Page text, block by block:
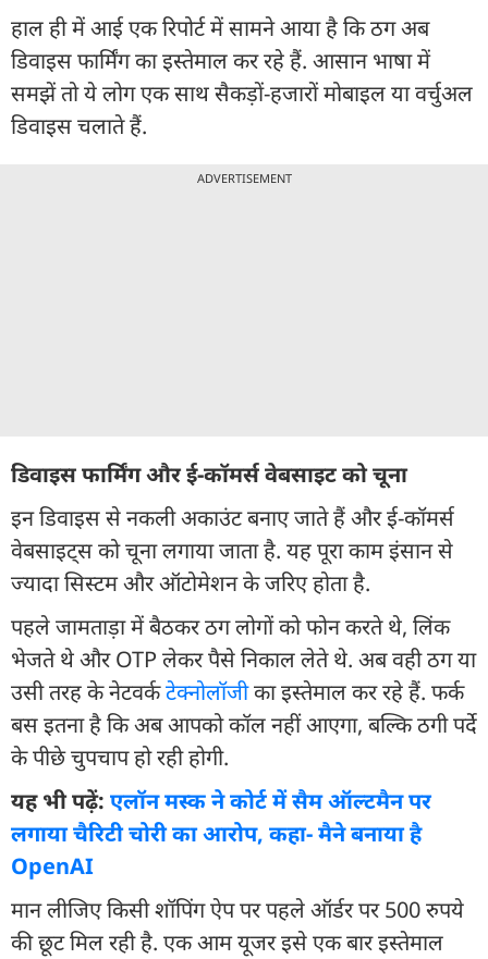
हाल ही में आई एक रिपोर्ट में सामने आया है कि ठग अब
डिवाइस फार्मिंग का इस्तेमाल कर रहे हैं. आसान भाषा में
समझें तो ये लोग एक साथ सैकड़ों-हजारों मोबाइल या वर्चुअल
डिवाइस चलाते हैं.
ADVERTISEMENT
डिवाइस फार्मिंग और ई-कॉमर्स वेबसाइट को चूना
इन डिवाइस से नकली अकाउंट बनाए जाते हैं और ई-कॉमर्स
वेबसाइट्स को चूना लगाया जाता है. यह पूरा काम इंसान से
ज्यादा सिस्टम और ऑटोमेशन के जरिए होता है.
पहले जामताड़ा में बैठकर ठग लोगों को फोन करते थे, लिंक
भेजते थे और OTP लेकर पैसे निकाल लेते थे. अब वही ठग या
उसी तरह के नेटवर्कटेक्नोलॉजीका इस्तेमाल कर रहे हैं. फर्क
बस इतना है कि अब आपको कॉल नहीं आएगा, बल्कि ठगी पर्दे
के पीछे चुपचाप हो रही होगी.
यह भी पढ़ें: एलॉन मस्क ने कोर्ट में सैम ऑल्टमैन पर
लगाया चैरिटी चोरी का आरोप, कहा- मैने बनाया है
OpenAI
मान लीजिए किसी शॉपिंग ऐप पर पहले ऑर्डर पर 500 रुपये
की छूट मिल रही है. एक आम यूजर इसे एक बार इस्तेमाल